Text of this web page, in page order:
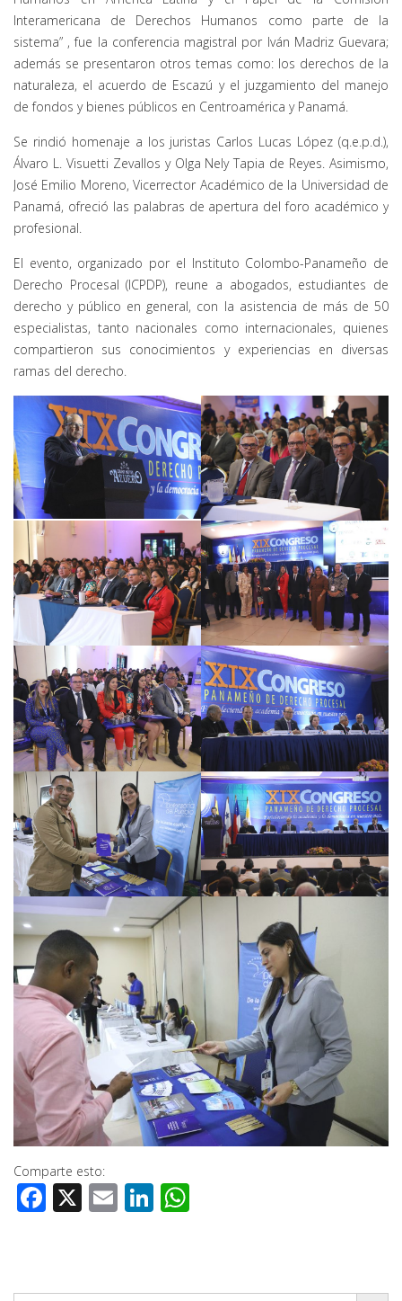
Interamericana de Derechos Humanos como parte de la
sistema” , fue la conferencia magistral por Iván Madriz Guevara;
además se presentaron otros temas como: los derechos de la
naturaleza, el acuerdo de Escazú y el juzgamiento del manejo
de fondos y bienes públicos en Centroamérica y Panamá.
Se rindió homenaje a los juristas Carlos Lucas López (q.e.p.d.),
Álvaro L. Visuetti Zevallos y Olga Nely Tapia de Reyes. Asimismo,
José Emilio Moreno, Vicerrector Académico de la Universidad de
Panamá, ofreció las palabras de apertura del foro académico y
profesional.
El evento, organizado por el Instituto Colombo-Panameño de
Derecho Procesal (ICPDP), reune a abogados, estudiantes de
derecho y público en general, con la asistencia de más de 50
especialistas, tanto nacionales como internacionales, quienes
compartieron sus conocimientos y experiencias en diversas
ramas del derecho.
Comparte esto:
Facebook
X EmailLinkedIn
Botón de